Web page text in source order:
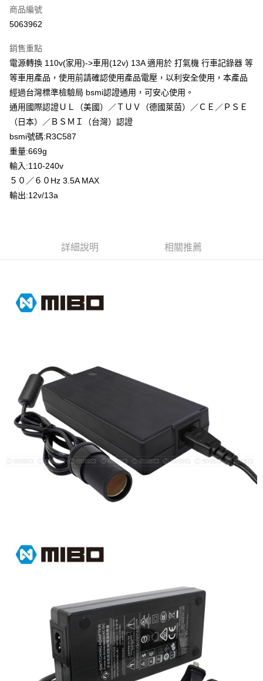
信用卡分期付款
合作金庫商業銀行
華南商業銀行
彰化商業銀行
上海商業儲蓄銀行
台北富邦商業銀行
國泰世華商業銀行
兆豐國際商業銀行
臺灣中小企業銀行
台中商業銀行
匯豐（台灣）商業銀行
聯邦商業銀行
元大商業銀行
玉山商業銀行
台新國際商業銀行
台灣樂天信用卡公司
超商取貨付款
LINE Pay
Apple Pay
街口支付
Google Pay
線上付款後全家取貨
每筆NT$60，滿NT$699(含以上)免運費
線上付款後7-11取貨
每筆NT$60，滿NT$699(含以上)免運費
宅配
每筆NT$60，滿NT$699(含以上)免運費
每筆NT$200
商品編號
5063962
銷售重點
電源轉換 110v(家用)->車用(12v) 13A 適用於 打氣機 行車記錄器 等
等車用產品，使用前請確認使用產品電壓，以利安全使用，本產品
經過台灣標準檢驗局 bsmi認證通用，可安心使用。
通用國際認證ＵＬ（美國）／ＴＵＶ（德國萊茵）／ＣＥ／ＰＳＥ
（日本）／ＢＳＭＩ（台灣）認證
bsmi號碼:R3C587
重量:669g
輸入:110-240v
５０／６０Hz 3.5A MAX
輸出:12v/13a
詳細說明 相關推薦